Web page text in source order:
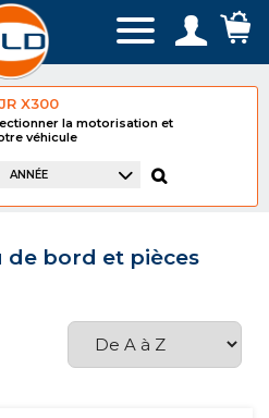
X300
la motorisation et
véhicule
ANNÉE
de bord et pièces